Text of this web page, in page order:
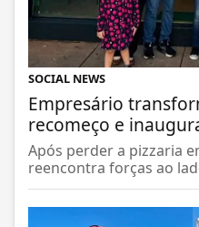
SOCIAL NEWS
Empresário
recomeço e
Após perder a pizzaria
reencontra forças ao